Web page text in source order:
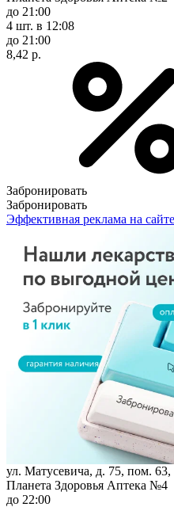
до 21:00
4 шт. в 12:08
до 21:00
8,42 р.
Забронировать
Забронировать
Эффективная реклама на сайте
ул. Матусевича, д. 75, пом.
Планета Здоровья Аптека №4
до 22:00